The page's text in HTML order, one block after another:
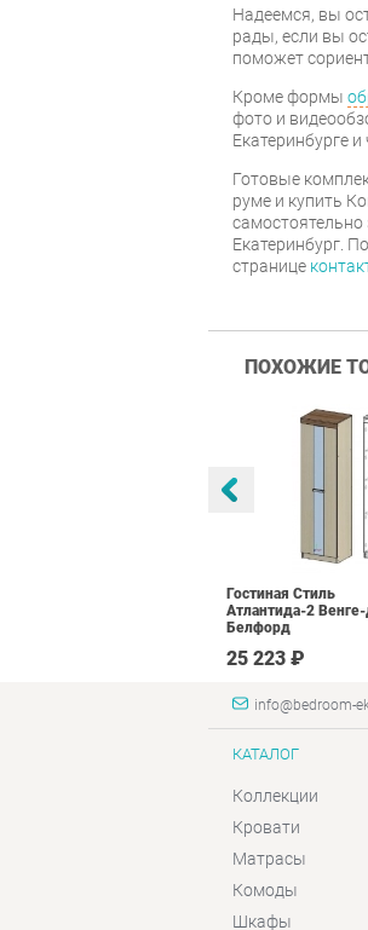
Надеемся, вы
рады, если вы
поможет
Кроме формы
фото и
Екатеринбурге
Готовые
руме и купить
самостоятельно
Екатеринбург.
странице
ПОХОЖИЕ
Гостиная Стиль
Атлантида-2
Белфорд
25 223 ₽
info@bedroom-
КАТАЛОГ
Коллекции
Кровати
Матрасы
Комоды
Шкафы